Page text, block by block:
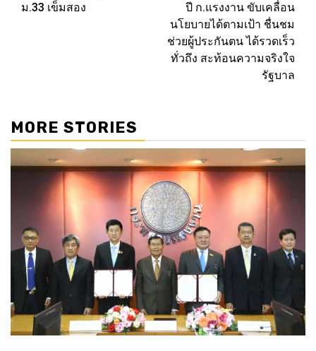
ม.33 เข็มสอง
ปี ก.แรงงาน ขับเคลื่อน
นโยบายได้ตามเป้า ชื่นชม
ช่วยผู้ประกันตน ได้รวดเร็ว
ทั่วถึง สะท้อนความจริงใจ
รัฐบาล
MORE STORIES